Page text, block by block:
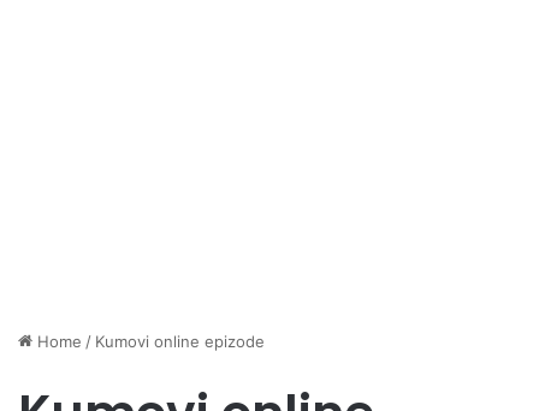
Home / Kumovi online epizode